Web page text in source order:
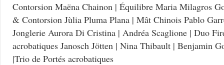
Contorsion Maëna Chainon | Équilibre Maria Milagros
& Contorsion Jùlia Pluma Plana | Mât Chinois Pablo
Jonglerie Aurora Di Cristina | Andréa Scaglione | Duo
acrobatiques Janosch Jötten | Nina Thibault | Benjamin
|Trio de Portés acrobatiques